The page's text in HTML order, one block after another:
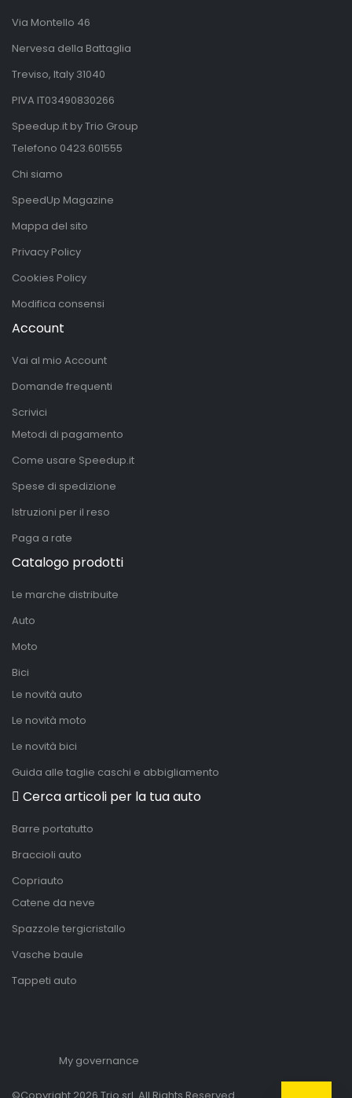
Via Montello 46
Nervesa della Battaglia
Treviso, Italy 31040
PIVA IT03490830266
Speedup.it by Trio Group
Telefono 0423.601555
Chi siamo
SpeedUp Magazine
Mappa del sito
Privacy Policy
Cookies Policy
Modifica consensi
Account
Vai al mio Account
Domande frequenti
Scrivici
Metodi di pagamento
Come usare Speedup.it
Spese di spedizione
Istruzioni per il reso
Paga a rate
Catalogo prodotti
Le marche distribuite
Auto
Moto
Bici
Le novità auto
Le novità moto
Le novità bici
Guida alle taglie caschi e abbigliamento
Cerca articoli per la tua auto
Barre portatutto
Braccioli auto
Copriauto
Catene da neve
Spazzole tergicristallo
Vasche baule
Tappeti auto
My governance
©Copyright 2026 Trio srl. All Rights Reserved.